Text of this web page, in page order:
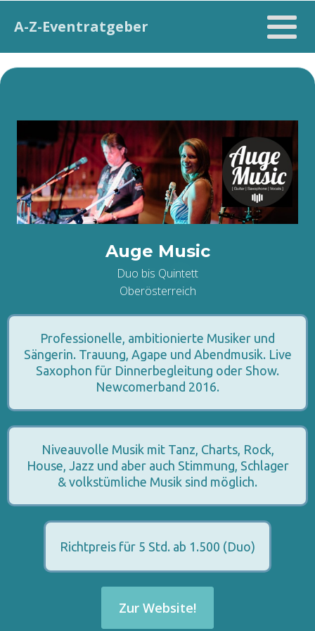
A-Z-Eventratgeber
Auge Music
Duo bis Quintett
Oberösterreich
Professionelle, ambitionierte Musiker und
Sängerin. Trauung, Agape und Abendmusik. Live
Saxophon für Dinnerbegleitung oder Show.
Newcomerband 2016.
Niveauvolle Musik mit Tanz, Charts, Rock,
House, Jazz und aber auch Stimmung, Schlager
& volkstümliche Musik sind möglich.
Richtpreis für 5 Std. ab 1.500 (Duo)
Zur Website!